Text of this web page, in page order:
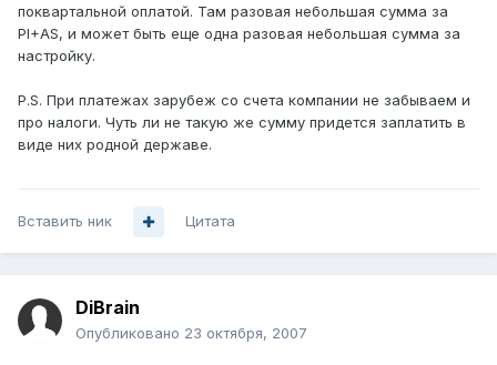
поквартальной оплатой. Там разовая небольшая сумма за
PI+AS, и может быть еще одна разовая небольшая сумма за
настройку.
P.S. При платежах зарубеж со счета компании не забываем и
про налоги. Чуть ли не такую же сумму придется заплатить в
виде них родной державе.
Вставить ник Цитата
DiBrain
Опубликовано 23 октября, 2007